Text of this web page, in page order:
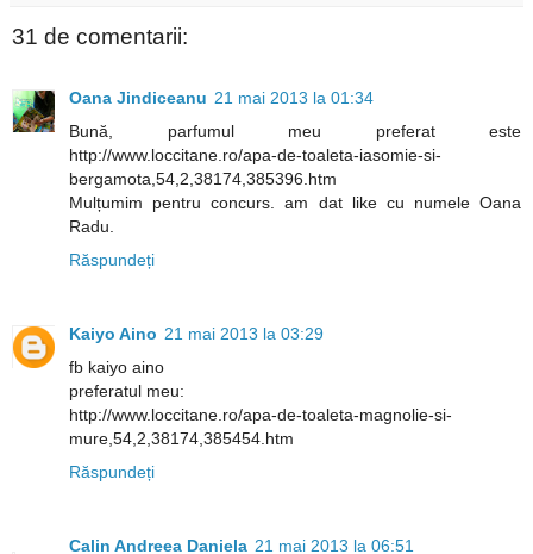
31 de comentarii:
Oana Jindiceanu 21 mai 2013 la 01:34
Bună, parfumul meu preferat este
http://www.loccitane.ro/apa-de-toaleta-iasomie-si-
bergamota,54,2,38174,385396.htm
Mulțumim pentru concurs. am dat like cu numele Oana
Radu.
Răspundeți
Kaiyo Aino 21 mai 2013 la 03:29
fb kaiyo aino
preferatul meu:
http://www.loccitane.ro/apa-de-toaleta-magnolie-si-
mure,54,2,38174,385454.htm
Răspundeți
Calin Andreea Daniela 21 mai 2013 la 06:51